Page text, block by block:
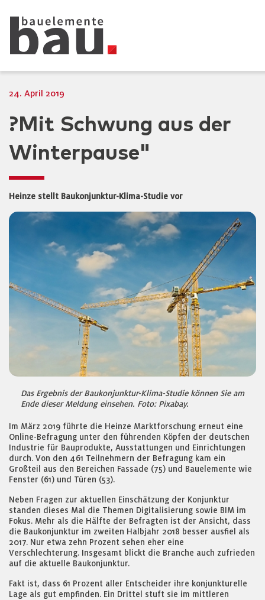
24. April 2019
?Mit Schwung aus der
Winterpause"
Heinze stellt Baukonjunktur-Klima-Studie vor
Das Ergebnis der Baukonjunktur-Klima-Studie können Sie am
Ende dieser Meldung einsehen. Foto: Pixabay.
Im März 2019 führte die Heinze Marktforschung erneut eine
Online-Befragung unter den führenden Köpfen der deutschen
Industrie für Bauprodukte, Ausstattungen und Einrichtungen
durch. Von den 461 Teilnehmern der Befragung kam ein
Großteil aus den Bereichen Fassade (75) und Bauelemente wie
Fenster (61) und Türen (53).
Neben Fragen zur aktuellen Einschätzung der Konjunktur
standen dieses Mal die Themen Digitalisierung sowie BIM im
Fokus. Mehr als die Hälfte der Befragten ist der Ansicht, dass
die Baukonjunktur im zweiten Halbjahr 2018 besser ausfiel als
2017. Nur etwa zehn Prozent sehen eher eine
Verschlechterung. Insgesamt blickt die Branche auch zufrieden
auf die aktuelle Baukonjunktur.
Fakt ist, dass 61 Prozent aller Entscheider ihre konjunkturelle
Lage als gut empfinden. Ein Drittel stuft sie im mittleren